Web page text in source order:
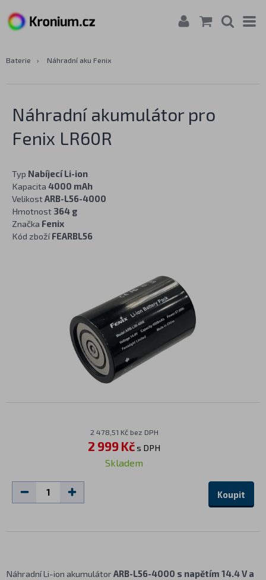
Baterie › Náhradní aku Fenix
Náhradní akumulátor pro
Fenix LR60R
Typ Nabíjecí Li-ion
Kapacita 4000 mAh
VelikostARB-L56-4000
Hmotnost 364 g
Značka Fenix
Kód zbožíFEARBL56
2 478,51 Kč bez DPH
2 999 Kčs DPH
Skladem
Koupit
Náhradní Li-ion akumulátorARB-L56-4000 s napětím 14.4 V a